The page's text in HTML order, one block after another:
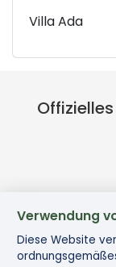
Villa Ada
Verwendung
Diese Website